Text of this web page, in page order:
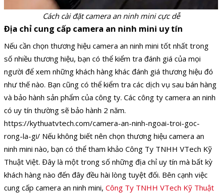
Cách cài đặt camera an ninh mini cực dễ
Địa chỉ cung cấp camera an ninh mini uy tín
Nếu cần chọn thương hiệu camera an ninh mini tốt nhất trong
số nhiều thương hiệu, bạn có thể kiểm tra đánh giá của mọi
người để xem những khách hàng khác đánh giá thương hiệu đó
như thế nào. Bạn cũng có thể kiểm tra các dịch vụ sau bán hàng
và bảo hành sản phẩm của công ty. Các công ty camera an ninh
có uy tín thường sẽ bảo hành 2 năm.
https://kythuatvtech.com/camera-an-ninh-ngoai-troi-goc-
rong-la-gi/ Nếu không biết nên chọn thương hiệu camera an
ninh mini nào, bạn có thể tham khảo Công Ty TNHH VTech Kỹ
Thuật Việt. Đây là một trong số những địa chỉ uy tín mà bất kỳ
khách hàng nào đến đây đều hài lòng tuyệt đối. Bên cạnh việc
cung cấp camera an ninh mini, Công Ty TNHH VTech Kỹ Thuật